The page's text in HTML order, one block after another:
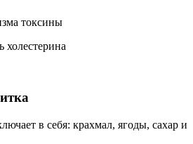
токсины
в себя: крахмал, ягоды, сахар и